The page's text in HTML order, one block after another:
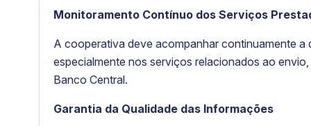
Monitoramento Contínuo dos Serviços
A cooperativa deve acompanhar continuamente
especialmente nos serviços relacionados ao
Banco Central.
Garantia da Qualidade das Informações